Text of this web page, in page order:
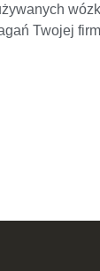
Twojej